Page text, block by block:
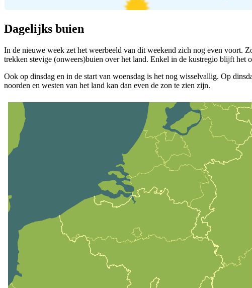
Dagelijks buien
In de nieuwe week zet het weerbeeld van dit weekend zich nog even voort.
trekken stevige (onweers)buien over het land. Enkel in de kustregio blijft het
Ook op dinsdag en in de start van woensdag is het nog wisselvallig. Op
noorden en westen van het land kan dan even de zon te zien zijn.